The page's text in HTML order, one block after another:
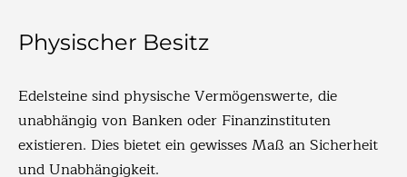
Physischer Besitz
Edelsteine sind physische Vermögenswerte, die
unabhängig von Banken oder Finanzinstituten
existieren. Dies bietet ein gewisses Maß an Sicherheit
und Unabhängigkeit.